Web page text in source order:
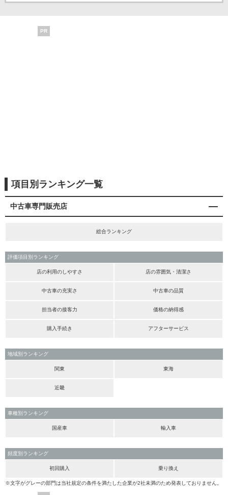
PR
項目別ランキング一覧
中古車専門販売店
総合ランキング
評価項目別ランキング
店の利用のしやすさ 店の雰囲気・清潔さ
中古車の充実さ 中古車の品質
担当者の接客力 価格の納得感
購入手続き アフターサービス
地域別ランキング
関東 東海
近畿
車種別ランキング
国産車 輸入車
頻度別ランキング
初回購入 乗り換え
※文字がグレーの部門は当社規定の条件を満たした企業が2社未満のため発表しておりません。